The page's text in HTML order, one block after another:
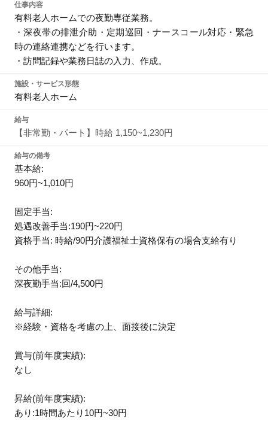
仕事内容
有料老人ホームでの夜勤専従業務。
・深夜帯の排泄介助・定期巡回・ナースコール対応・緊急
時の連絡連携などを行います。
・訪問記録や業務日誌の入力、作成。
施設・サービス形態
有料老人ホーム
給与
【非常勤・パート】時給 1,150~1,230円
給与の備考
基本給:
960円~1,010円
固定手当:
処遇改善手当:190円~220円
資格手当: 時給/90円介護福祉士資格保有の場合支給有り
その他手当:
深夜勤手当:回/4,500円
給与詳細:
※経験・資格を考慮の上、面接後に決定
賞与(前年度実績):
なし
昇給(前年度実績):
あり:1時間あたり10円~30円